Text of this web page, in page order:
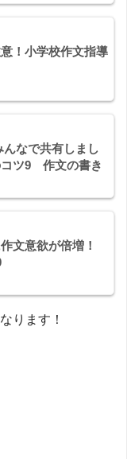
！小学校作文指導
なで共有しまし
コツ9 作文の書き
文意欲が倍増！
ります！